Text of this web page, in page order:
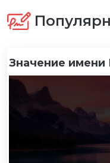
Значение имени